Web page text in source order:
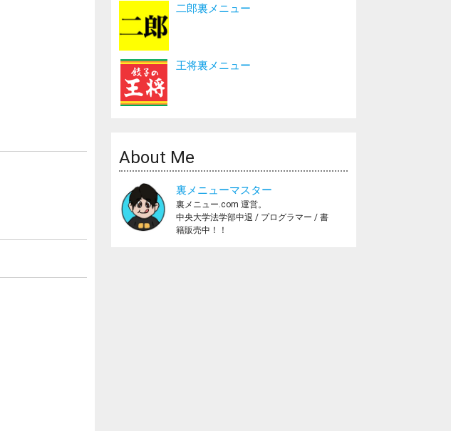
二郎裏メニュー
王将裏メニュー
About Me
裏メニューマスター
裏メニュー.com 運営。
中央大学法学部中退 / プログラマー / 書
籍販売中！！